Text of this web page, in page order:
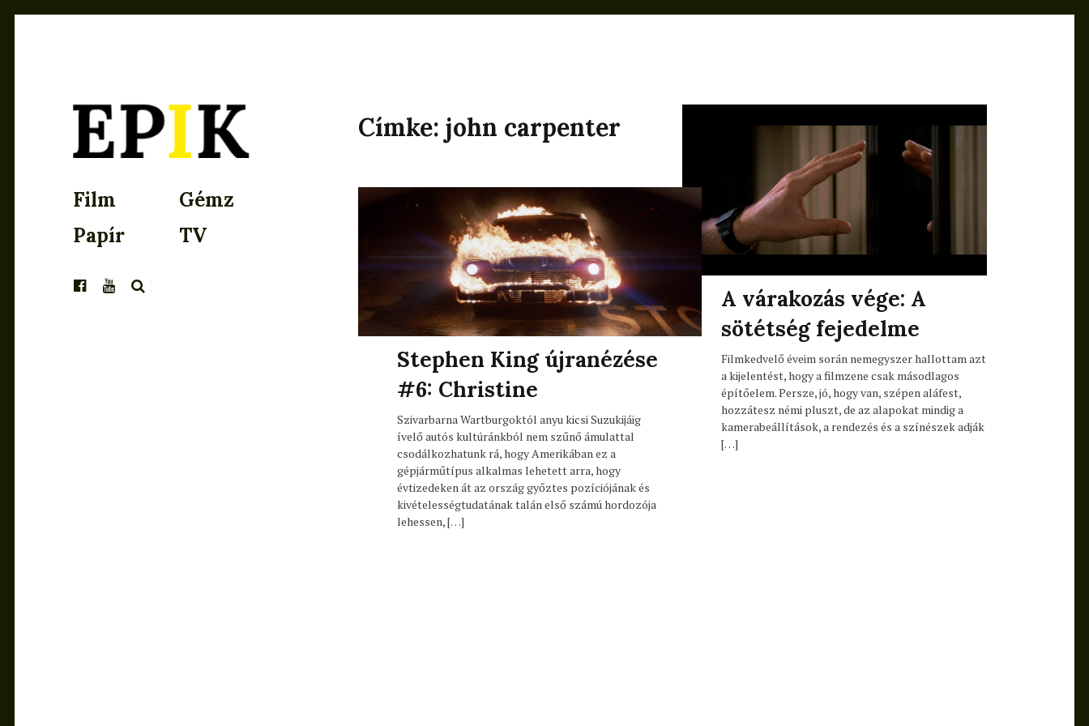
EPIK
Film
Gémz
Papír
TV
KERESÉS
Címke: john carpenter
A várakozás vége: A
sötétség fejedelme
Filmkedvelő éveim során nemegyszer hallottam azt
a kijelentést, hogy a filmzene csak másodlagos
építőelem. Persze, jó, hogy van, szépen aláfest,
hozzátesz némi pluszt, de az alapokat mindig a
kamerabeállítások, a rendezés és a színészek adják
[…]
Stephen King újranézése
#6: Christine
Szivarbarna Wartburgoktól anyu kicsi Suzukijáig
ívelő autós kultúránkból nem szűnő ámulattal
csodálkozhatunk rá, hogy Amerikában ez a
gépjárműtípus alkalmas lehetett arra, hogy
évtizedeken át az ország győztes pozíciójának és
kivételességtudatának talán első számú hordozója
lehessen, […]